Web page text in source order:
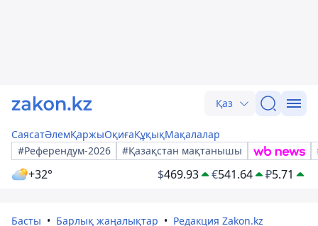
Қаз
СаясатӘлемҚаржыОқиғаҚұқықМақалалар
#Референдум-2026
#Қазақстан мақтанышы
+32° $469.93 €541.64 ₽5.71
Басты Барлық жаңалықтар Редакция Zakon.kz